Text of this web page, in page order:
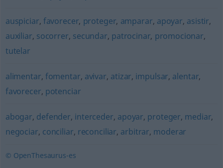
auspiciar, favorecer, proteger, amparar, apoyar, asistir,
auxiliar, socorrer, secundar, patrocinar, promocionar,
tutelar
alimentar, fomentar, avivar, atizar, impulsar, alentar,
favorecer, potenciar
abogar, defender, interceder, apoyar, proteger, mediar,
negociar, conciliar, reconciliar, arbitrar, moderar
© OpenThesaurus-es